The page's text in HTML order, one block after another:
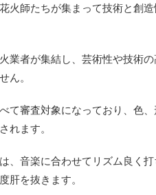
火師たちが集まって技術と創
業者が集結し、芸術性や技術
ん。
て審査対象になっており、色
れます。
、音楽に合わせてリズム良く
肝を抜きます。